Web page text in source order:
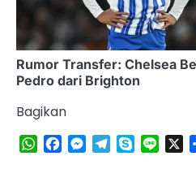
Rumor Transfer: Chelsea
Pedro dari Brighton
Bagikan
WhatsApp
Facebook
Messenger
Telegram
SkypeLine